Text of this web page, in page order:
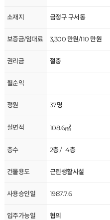
소재지 금정구 구서동
보증금/임대료 3,300 만원/110 만원
권리금 절충
월순익
정원 37명
실면적 108.6㎡
층수 2층 / 4층
건물용도 근린생활시설
사용승인일 1987.7.6
입주가능일 협의